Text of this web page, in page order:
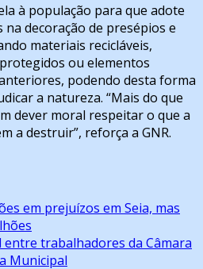
à população para que adote
decoração de presépios e
materiais recicláveis,
ou elementos
podendo desta forma
a natureza. “Mais do que
dever moral respeitar o que a
a destruir”, reforça a GNR.
em prejuízos em Seia, mas
entre trabalhadores da Câmara
Municipal